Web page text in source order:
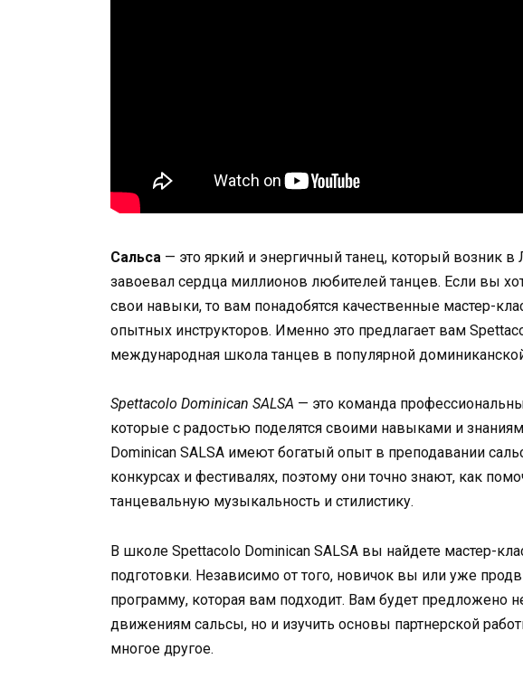
Сальса — это яркий и энергичный танец, который возник в
завоевал сердца миллионов любителей танцев. Если вы
свои навыки, то вам понадобятся качественные мастер-
опытных инструкторов. Именно это предлагает вам
международная школа танцев в популярной
Spettacolo Dominican SALSA — это команда
которые с радостью поделятся своими навыками и
Dominican SALSA имеют богатый опыт в преподавании
конкурсах и фестивалях, поэтому они точно знают, как
танцевальную музыкальность и стилистику.
В школе Spettacolo Dominican SALSA вы найдете мастер-
подготовки. Независимо от того, новичок вы или уже
программу, которая вам подходит. Вам будет предложено
движениям сальсы, но и изучить основы партнерской
многое другое.